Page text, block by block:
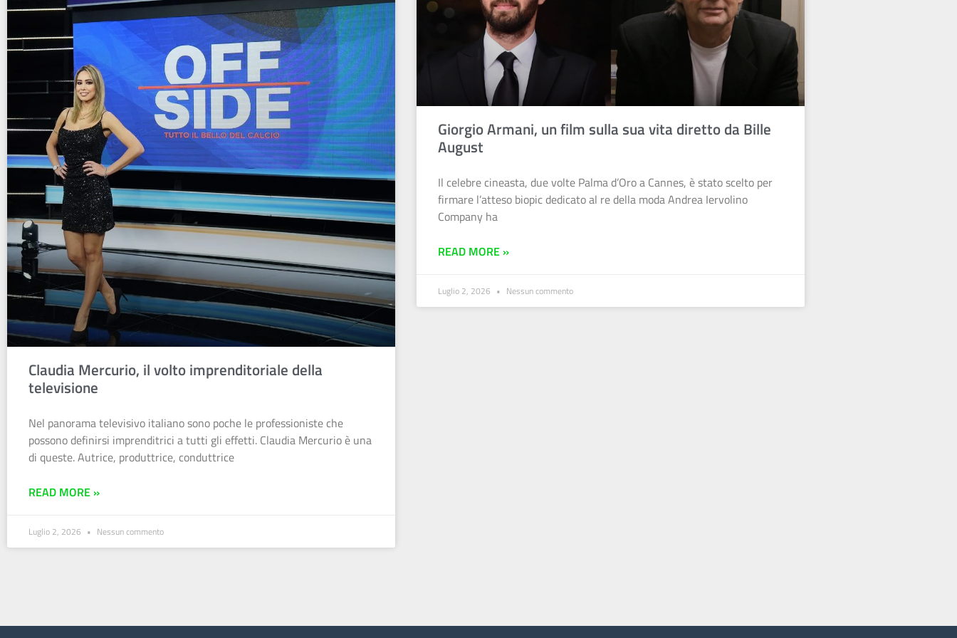
Claudia Mercurio, il volto imprenditoriale della
televisione
Nel panorama televisivo italiano sono poche le professioniste che
possono definirsi imprenditrici a tutti gli effetti. Claudia Mercurio è una
di queste. Autrice, produttrice, conduttrice
READ MORE »
Luglio 2, 2026 Nessun commento
Giorgio Armani, un film sulla sua vita diretto da Bille
August
Il celebre cineasta, due volte Palma d’Oro a Cannes, è stato scelto per
firmare l’atteso biopic dedicato al re della moda Andrea Iervolino
Company ha
READ MORE »
Luglio 2, 2026 Nessun commento